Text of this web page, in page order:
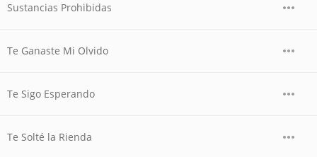
Sustancias Prohibidas
Te Ganaste Mi Olvido
Te Sigo Esperando
Te Solté la Rienda